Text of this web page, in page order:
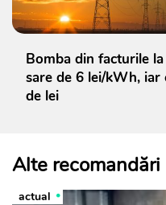
Bomba din facturile
sare de 6 lei/kWh, iar
de lei
Alte recomandări
actual